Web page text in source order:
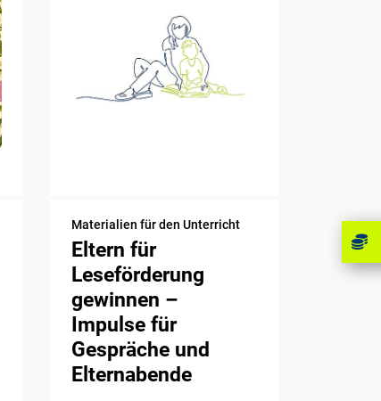
Materialien für den Unterricht
Eltern für
Leseförderung
gewinnen –
Impulse für
Gespräche und
Elternabende